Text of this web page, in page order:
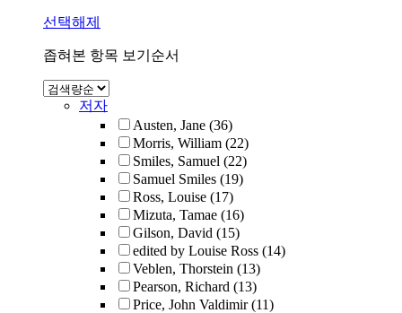
선택해제
좁혀본 항목 보기순서
저자
Austen, Jane (36)
Morris, William (22)
Smiles, Samuel (22)
Samuel Smiles (19)
Ross, Louise (17)
Mizuta, Tamae (16)
Gilson, David (15)
edited by Louise Ross (14)
Veblen, Thorstein (13)
Pearson, Richard (13)
Price, John Valdimir (11)